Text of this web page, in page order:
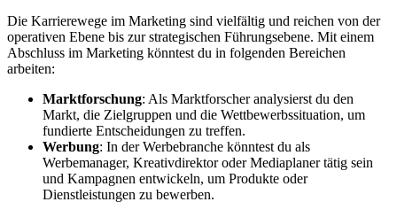
Die Karrierewege im Marketing sind vielfältig und reichen von der
operativen Ebene bis zur strategischen Führungsebene. Mit einem
Abschluss im Marketing könntest du in folgenden Bereichen
arbeiten:
Marktforschung: Als Marktforscher analysierst du den
Markt, die Zielgruppen und die Wettbewerbssituation, um
fundierte Entscheidungen zu treffen.
Werbung: In der Werbebranche könntest du als
Werbemanager, Kreativdirektor oder Mediaplaner tätig sein
und Kampagnen entwickeln, um Produkte oder
Dienstleistungen zu bewerben.